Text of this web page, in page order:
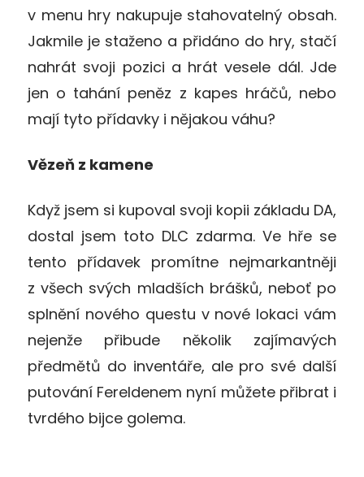
v menu hry nakupuje stahovatelný obsah.
Jakmile je staženo a přidáno do hry, stačí
nahrát svoji pozici a hrát vesele dál. Jde
jen o tahání peněz z kapes hráčů, nebo
mají tyto přídavky i nějakou váhu?
Vězeň z kamene
Když jsem si kupoval svoji kopii základu DA,
dostal jsem toto DLC zdarma. Ve hře se
tento přídavek promítne nejmarkantněji
z všech svých mladších brášků, neboť po
splnění nového questu v nové lokaci vám
nejenže přibude několik zajímavých
předmětů do inventáře, ale pro své další
putování Fereldenem nyní můžete přibrat i
tvrdého bijce golema.